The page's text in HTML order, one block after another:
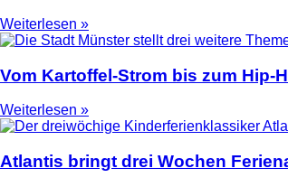
Weiterlesen »
Vom Kartoffel-Strom bis zum Hip-
Weiterlesen »
Atlantis bringt drei Wochen